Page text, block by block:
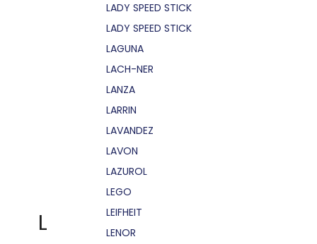
L
LADY SPEED STICK
LADY SPEED STICK
LAGUNA
LACH-NER
LANZA
LARRIN
LAVANDEZ
LAVON
LAZUROL
LEGO
LEIFHEIT
LENOR